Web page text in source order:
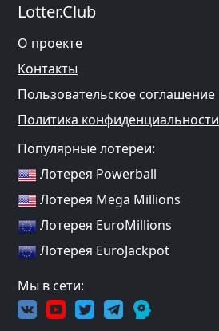
Lotter.Club
О проекте
Контакты
Пользовательское соглашение
Политика конфиденциальности
Популярные лотереи:
Лотерея Powerball
Лотерея Mega Millions
Лотерея EuroMillions
Лотерея EuroJackpot
Мы в сети: